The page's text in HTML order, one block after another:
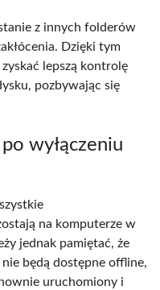
z innych folderów
Dzięki tym
lepszą kontrolę
pozbywając się
wyłączeniu
na komputerze w
jednak pamiętać, że
będą dostępne offline,
uruchomiony i